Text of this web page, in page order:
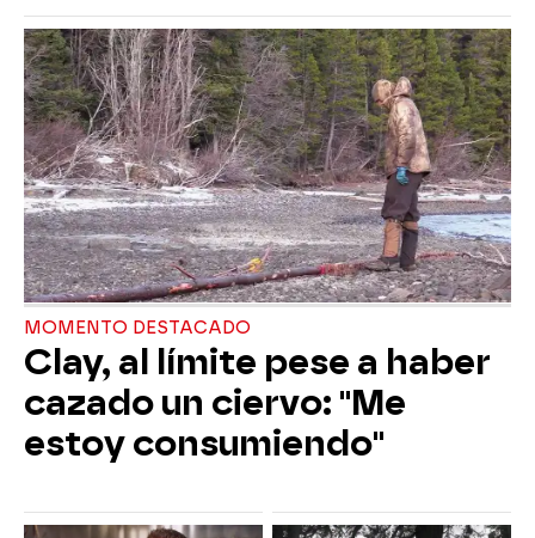
MOMENTO DESTACADO
Clay, al límite pese a haber
cazado un ciervo: "Me
estoy consumiendo"